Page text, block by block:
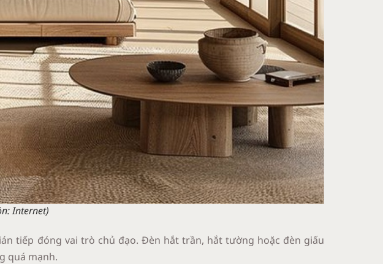
Internet)
tiếp đóng vai trò chủ đạo. Đèn hắt trần, hắt tường hoặc đèn giấu
quá mạnh.